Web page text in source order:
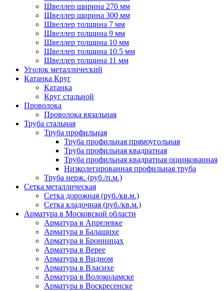
Швеллер ширина 270 мм
Швеллер ширина 300 мм
Швеллер толщина 7 мм
Швеллер толщина 9 мм
Швеллер толщина 10 мм
Швеллер толщина 10.5 мм
Швеллер толщина 11 мм
Уголок металлический
Катанка Круг
Катанка
Круг стальной
Проволока
Проволока вязальная
Труба стальная
Труба профильная
Труба профильная прямоугольная
Труба профильная квадратная
Труба профильная квадратная оцинкованная
Низколегированная профильная труба
Труба нерж. (руб./п.м.)
Сетка металлическая
Сетка дорожная (руб./кв.м.)
Сетка кладочная (руб./кв.м.)
Арматура в Московской области
Арматура в Апрелевке
Арматура в Балашихе
Арматура в Бронницах
Арматура в Верее
Арматура в Видном
Арматура в Власихе
Арматура в Волоколамске
Арматура в Воскресенске